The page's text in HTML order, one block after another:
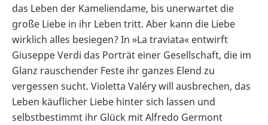
das Leben der Kameliendame, bis unerwartet die
große Liebe in ihr Leben tritt. Aber kann die Liebe
wirklich alles besiegen? In »La traviata« entwirft
Giuseppe Verdi das Porträt einer Gesellschaft, die im
Glanz rauschender Feste ihr ganzes Elend zu
vergessen sucht. Violetta Valéry will ausbrechen, das
Leben käuflicher Liebe hinter sich lassen und
selbstbestimmt ihr Glück mit Alfredo Germont